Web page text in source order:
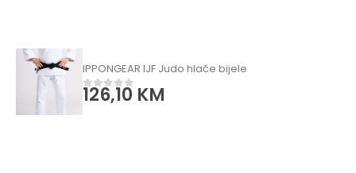
IPPONGEAR IJF Judo hlače bijele
od 5
126,10 KM